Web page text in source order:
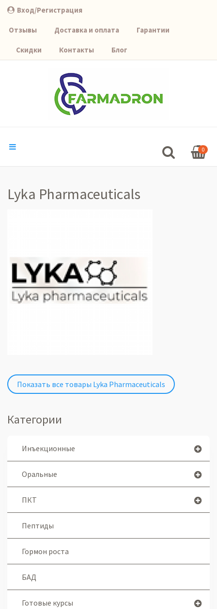
Вход/Регистрация
Отзывы Доставка и оплата Гарантии
Скидки Контакты Блог
0
Lyka Pharmaceuticals
Показать все товары Lyka Pharmaceuticals
Категории
Инъекционные
Оральные
ПКТ
Пептиды
Гормон роста
БАД
Готовые курсы